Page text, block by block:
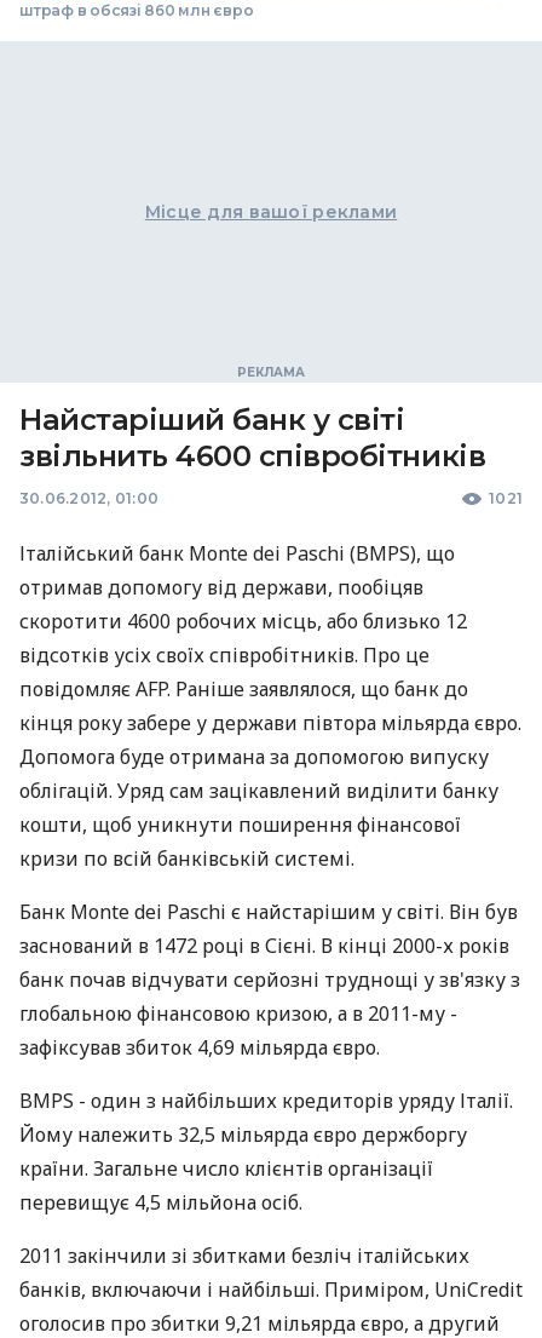
штраф в обсязі 860 млн євро
Місце для вашої реклами
Найстаріший банк у світі
звільнить 4600 співробітників
30.06.2012, 01:00 1021
Італійський банк Monte dei Paschi (BMPS), що
отримав допомогу від держави, пообіцяв
скоротити 4600 робочих місць, або близько 12
відсотків усіх своїх співробітників. Про це
повідомляє AFP. Раніше заявлялося, що банк до
кінця року забере у держави півтора мільярда євро.
Допомога буде отримана за допомогою випуску
облігацій. Уряд сам зацікавлений виділити банку
кошти, щоб уникнути поширення фінансової
кризи по всій банківській системі.
Банк Monte dei Paschi є найстарішим у світі. Він був
заснований в 1472 році в Сієні. В кінці 2000-х років
банк почав відчувати серйозні труднощі у зв'язку з
глобальною фінансовою кризою, а в 2011-му -
зафіксував збиток 4,69 мільярда євро.
BMPS - один з найбільших кредиторів уряду Італії.
Йому належить 32,5 мільярда євро держборгу
країни. Загальне число клієнтів організації
перевищує 4,5 мільйона осіб.
2011 закінчили зі збитками безліч італійських
банків, включаючи і найбільші. Приміром, UniCredit
оголосив про збитки 9,21 мільярда євро, а другий